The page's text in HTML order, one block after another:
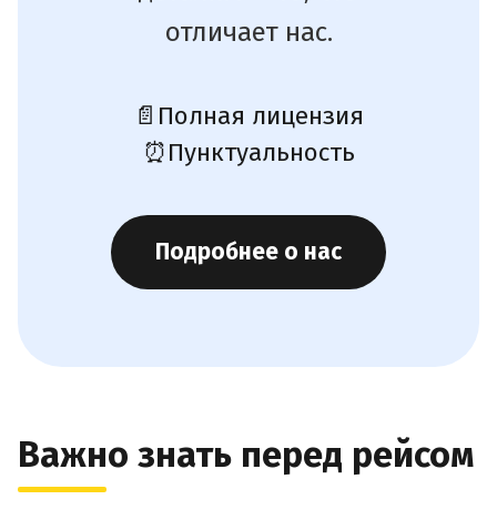
отличает нас.
📄 Полная лицензия
⏰Пунктуальность
Подробнее о нас
Важно знать перед рейсом